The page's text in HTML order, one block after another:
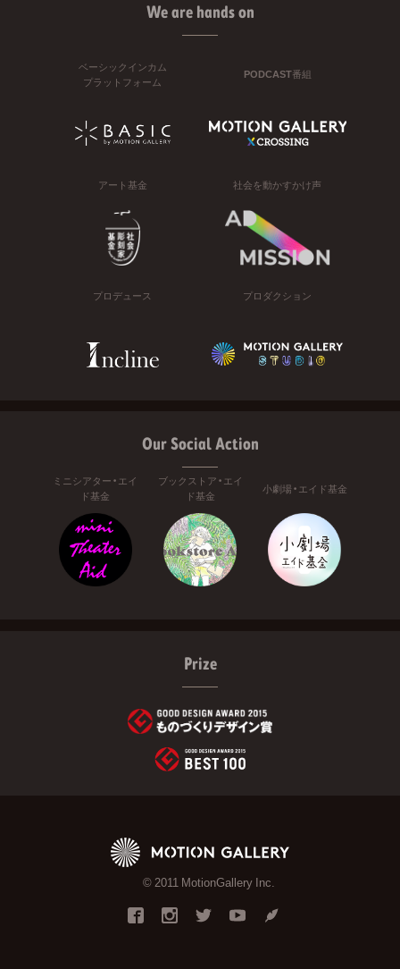
We are hands on
ベーシックインカム
プラットフォーム
PODCAST番組
アート基金 社会を動かすかけ声
プロデュース プロダクション
Our Social Action
ミニシアター・エイ
ド基金
ブックストア・エイ
ド基金
小劇場・エイド基金
Prize
© 2011 MotionGallery Inc.